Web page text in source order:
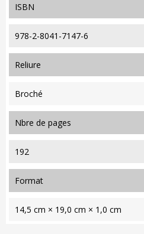
ISBN
978-2-8041-7147-6
reliure
Broché
nbre de pages
192
format
14,5 cm × 19,0 cm × 1,0 cm